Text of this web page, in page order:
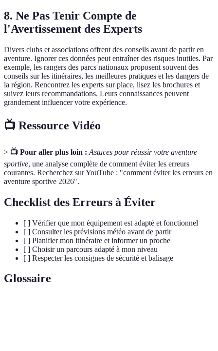
8. Ne Pas Tenir Compte de
l'Avertissement des Experts
Divers clubs et associations offrent des conseils avant de partir en
aventure. Ignorer ces données peut entraîner des risques inutiles. Par
exemple, les rangers des parcs nationaux proposent souvent des
conseils sur les itinéraires, les meilleures pratiques et les dangers de
la région. Rencontrez les experts sur place, lisez les brochures et
suivez leurs recommandations. Leurs connaissances peuvent
grandement influencer votre expérience.
📺 Ressource Vidéo
> 📺 Pour aller plus loin : Astuces pour réussir votre aventure
sportive, une analyse complète de comment éviter les erreurs
courantes. Recherchez sur YouTube : "comment éviter les erreurs en
aventure sportive 2026".
Checklist des Erreurs à Éviter
[ ] Vérifier que mon équipement est adapté et fonctionnel
[ ] Consulter les prévisions météo avant de partir
[ ] Planifier mon itinéraire et informer un proche
[ ] Choisir un parcours adapté à mon niveau
[ ] Respecter les consignes de sécurité et balisage
Glossaire